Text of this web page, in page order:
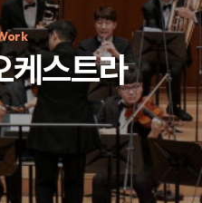
페인#팬덤후원
케스트라